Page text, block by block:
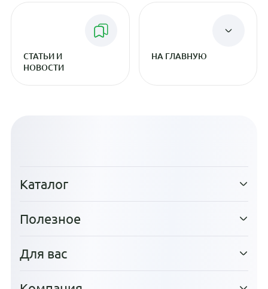
СТАТЬИ И
НОВОСТИ
НА ГЛАВНУЮ
Каталог
Полезное
Для вас